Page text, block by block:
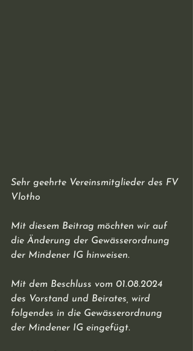
Sehr geehrte Vereinsmitglieder des FV
Vlotho
Mit diesem Beitrag möchten wir auf
die Änderung der Gewässerordnung
der Mindener IG hinweisen.
Mit dem Beschluss vom 01.08.2024
des Vorstand und Beirates, wird
folgendes in die Gewässerordnung
der Mindener IG eingefügt.